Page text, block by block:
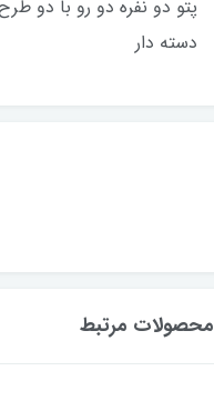
دسته دار
محصولات مرتبط